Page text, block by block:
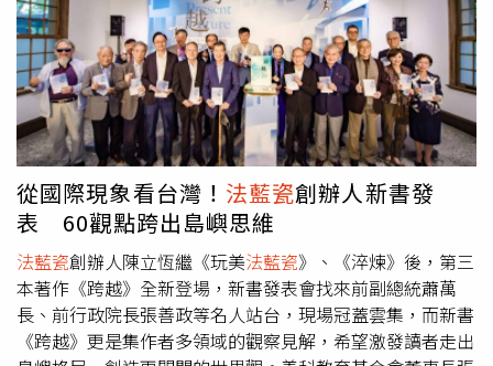
數驚喜，如今已成為全球普遍的聖誕節趣味小習俗。溫馨祝
願 黑頂山雀花瓶（圖／法藍瓷提供）為讓民眾體驗這項聖
誕趣味小習俗，法藍瓷將實體聖誕降臨曆轉化為人人都可參
與的線上活動，從眾多作品中，精選出具代表性、特色的作
品，例如《溫馨祝願 黑頂山雀花瓶》、聖誕主題《歡慶時
光》系列，以及和法國時尚精品設計師JB（JeanBoggio）
合作的《舞出天地》系列等，作為消費者打開FRANZ聖誕降
臨曆的每日驚喜，配合每日揭曉驚喜內容，法藍瓷更加碼當
日限量7折優惠活動，讓消費者體驗聖誕降臨曆的驚喜外，
也可以優惠價格購入每日驚喜，為自己或親朋好友獻上一份
精美聖誕禮，讓節慶氛圍、居家生活更添色彩。為擴大聖誕
節的祝福與好運，法藍瓷也將於本月在LINE官方帳號推出
「歡樂聖誕，週週抽好禮」活動，每週抽出一位幸運兒，送
從國際現象看台灣！ 法藍瓷創辦人新書發
表 60觀點跨出島嶼思維
法藍瓷創辦人陳立恆繼《玩美法藍瓷》、《淬煉》後，第三
本著作《跨越》全新登場，新書發表會找來前副總統蕭萬
長、前行政院長張善政等名人站台，現場冠蓋雲集，而新書
《跨越》更是集作者多領域的觀察見解，希望激發讀者走出